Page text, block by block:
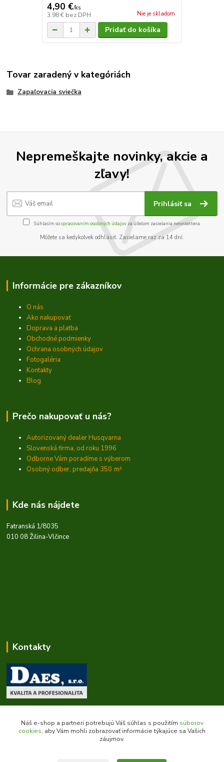
4,90 €/ks
3,98 € bez DPH Nie je skladom
Pridať do košíka
Tovar zaradený v kategóriách
Zapaľovacia sviečka
Nepremeškajte novinky, akcie a
zľavy!
Prihlásiť sa
Súhlasím sospracovaním osobných údajov za účelom zasielania newslettera.
Môžete sa kedykoľvek odhlásiť. Zasielame raz za 14 dní.
Informácie pre zákazníkov
O nás
Ako nakupovať
Doprava a platba
Obchodné podmienky
Ochrana osobných údajov
Fotogaléria
Kontakty
Blog
Prečo nakupovať u nás?
Autorizovaný dealer Husqvarna
Slovenská firma, od roku 1996
Odborne Vám poradíme s výberom
Osobný odber, predajňa 350 m²
Kde nás nájdete
Fatranská 1/8035
010 08 Žilina-Vlčince
Kontakty
Zákaznícka podpora daes.sk
+421 903 707 668
(Po-Pia, 8-16 hod.)
Náš e-shop a partneri potrebujú Váš súhlas s použitím súborov
cookies, aby Vám mohli zobrazovať informácie týkajúce sa Vašich
záujmov.